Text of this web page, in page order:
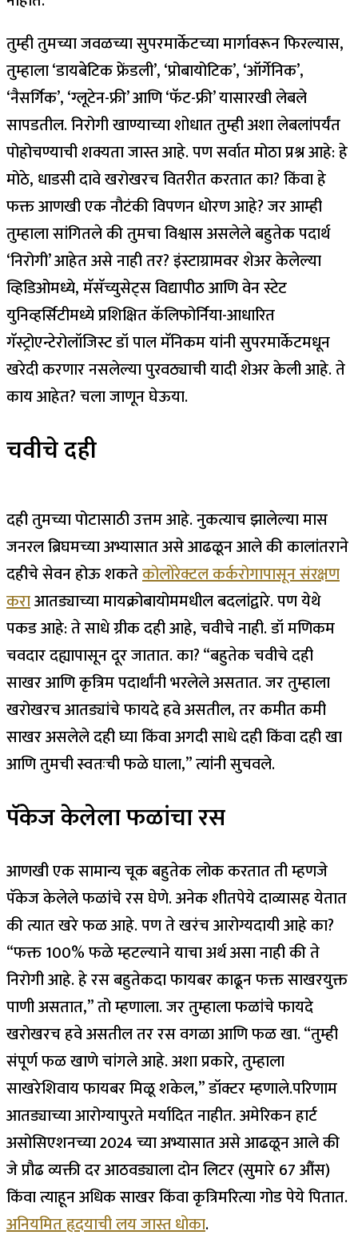
तुम्ही तुमच्या जवळच्या सुपरमार्केटच्या मार्गावरून फिरल्यास,
तुम्हाला ‘डायबेटिक फ्रेंडली’, ‘प्रोबायोटिक’, ‘ऑर्गेनिक’,
‘नैसर्गिक’, ‘ग्लूटेन-फ्री’ आणि ‘फॅट-फ्री’ यासारखी लेबले
सापडतील.निरोगी खाण्याच्या शोधात तुम्ही अशा लेबलांपर्यंत
पोहोचण्याची शक्यता जास्त आहे. पण सर्वात मोठा प्रश्न आहे: हे
मोठे, धाडसी दावे खरोखरच वितरीत करतात का? किंवा हे
फक्त आणखी एक नौटंकी विपणन धोरण आहे? जर आम्ही
तुम्हाला सांगितले की तुमचा विश्वास असलेले बहुतेक पदार्थ
‘निरोगी’ आहेत असे नाही तर? इंस्टाग्रामवर शेअर केलेल्या
व्हिडिओमध्ये, मॅसॅच्युसेट्स विद्यापीठ आणि वेन स्टेट
युनिव्हर्सिटीमध्ये प्रशिक्षित कॅलिफोर्निया-आधारित
गॅस्ट्रोएन्टेरोलॉजिस्ट डॉ पाल मॅनिकम यांनी सुपरमार्केटमधून
खरेदी करणार नसलेल्या पुरवठ्याची यादी शेअर केली आहे.ते
काय आहेत? चला जाणून घेऊया.
चवीचे दही
दही तुमच्या पोटासाठी उत्तम आहे. नुकत्याच झालेल्या मास
जनरल ब्रिघमच्या अभ्यासात असे आढळून आले की कालांतराने
दहीचे सेवन होऊ शकतेकोलोरेक्टल कर्करोगापासून संरक्षण
कराआतड्याच्या मायक्रोबायोममधील बदलांद्वारे. पण येथे
पकड आहे: ते साधे ग्रीक दही आहे, चवीचे नाही. डॉ मणिकम
चवदार दह्यापासून दूर जातात. का? “बहुतेक चवीचे दही
साखर आणि कृत्रिम पदार्थांनी भरलेले असतात. जर तुम्हाला
खरोखरच आतड्यांचे फायदे हवे असतील, तर कमीत कमी
साखर असलेले दही घ्या किंवा अगदी साधे दही किंवा दही खा
आणि तुमची स्वतःची फळे घाला,” त्यांनी सुचवले.
पॅकेज केलेला फळांचा रस
आणखी एक सामान्य चूक बहुतेक लोक करतात ती म्हणजे
पॅकेज केलेले फळांचे रस घेणे. अनेक शीतपेये दाव्यासह येतात
की त्यात खरे फळ आहे. पण ते खरंच आरोग्यदायी आहे का?
“फक्त 100% फळे म्हटल्याने याचा अर्थ असा नाही की ते
निरोगी आहे. हे रस बहुतेकदा फायबर काढून फक्त साखरयुक्त
पाणी असतात,” तो म्हणाला. जर तुम्हाला फळांचे फायदे
खरोखरच हवे असतील तर रस वगळा आणि फळ खा. “तुम्ही
संपूर्ण फळ खाणे चांगले आहे.अशा प्रकारे, तुम्हाला
साखरेशिवाय फायबर मिळू शकेल,” डॉक्टर म्हणाले.परिणाम
आतड्याच्या आरोग्यापुरते मर्यादित नाहीत. अमेरिकन हार्ट
असोसिएशनच्या 2024 च्या अभ्यासात असे आढळून आले की
जे प्रौढ व्यक्ती दर आठवड्याला दोन लिटर (सुमारे 67 औंस)
किंवा त्याहून अधिक साखर किंवा कृत्रिमरित्या गोड पेये पितात.
अनियमित हृदयाची लय जास्त धोका.